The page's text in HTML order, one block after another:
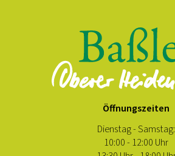
Öffnungszeiten
Dienstag - Samstag:
10:00 - 12:00 Uhr